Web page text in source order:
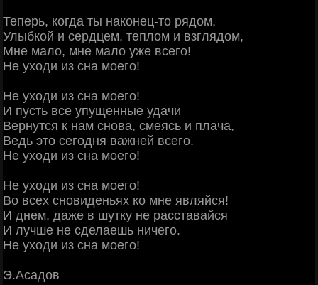
Теперь, когда ты наконец-то рядом,
Улыбкой и сердцем, теплом и взглядом,
Мне мало, мне мало уже всего!
Не уходи из сна моего!
Не уходи из сна моего!
И пусть все упущенные удачи
Вернутся к нам снова, смеясь и плача,
Ведь это сегодня важней всего.
Не уходи из сна моего!
Не уходи из сна моего!
Во всех сновиденьях ко мне являйся!
И днем, даже в шутку не расставайся
И лучше не сделаешь ничего.
Не уходи из сна моего!
Э.Асадов